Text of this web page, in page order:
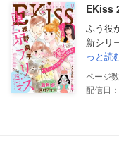
EKiss
ふう役
新シリ
っと読
配信日